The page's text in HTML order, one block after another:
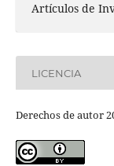
Artículos de
LICENCIA
Derechos de autor